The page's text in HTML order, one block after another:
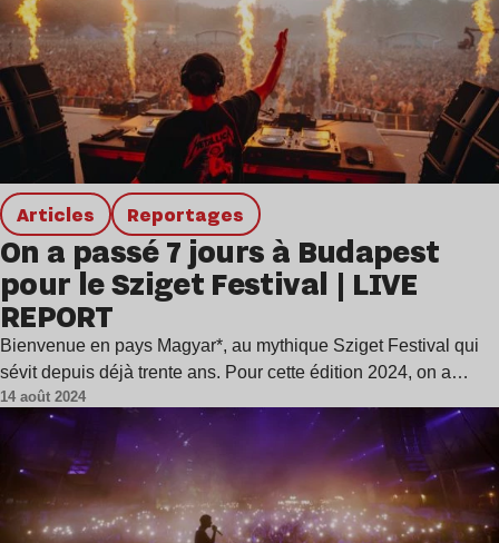
Articles Reportages
On a passé 7 jours à Budapest
pour le Sziget Festival | LIVE
REPORT
Bienvenue en pays Magyar*, au mythique Sziget Festival qui
sévit depuis déjà trente ans. Pour cette édition 2024, on a…
14 août 2024